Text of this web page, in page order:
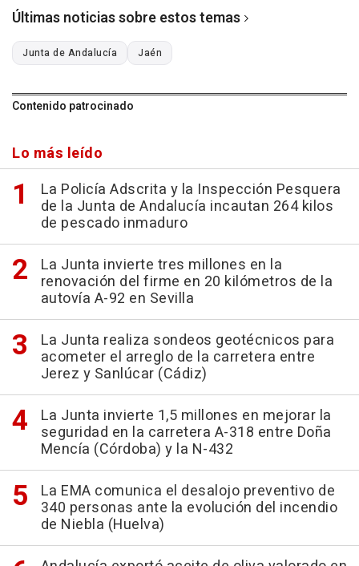
Últimas noticias sobre estos temas
Junta de Andalucía Jaén
Contenido patrocinado
Lo más leído
La Policía Adscrita y la Inspección Pesquera
de la Junta de Andalucía incautan 264 kilos
de pescado inmaduro
La Junta invierte tres millones en la
renovación del firme en 20 kilómetros de la
autovía A-92 en Sevilla
La Junta realiza sondeos geotécnicos para
acometer el arreglo de la carretera entre
Jerez y Sanlúcar (Cádiz)
La Junta invierte 1,5 millones en mejorar la
seguridad en la carretera A-318 entre Doña
Mencía (Córdoba) y la N-432
La EMA comunica el desalojo preventivo de
340 personas ante la evolución del incendio
de Niebla (Huelva)